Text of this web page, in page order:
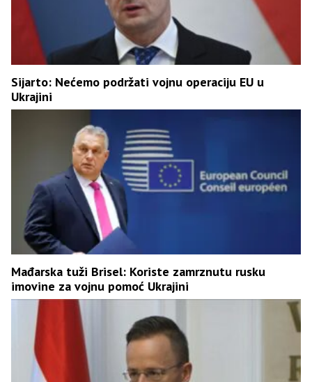
Sijarto: Nećemo podržati vojnu operaciju EU u
Ukrajini
Mađarska tuži Brisel: Koriste zamrznutu rusku
imovine za vojnu pomoć Ukrajini